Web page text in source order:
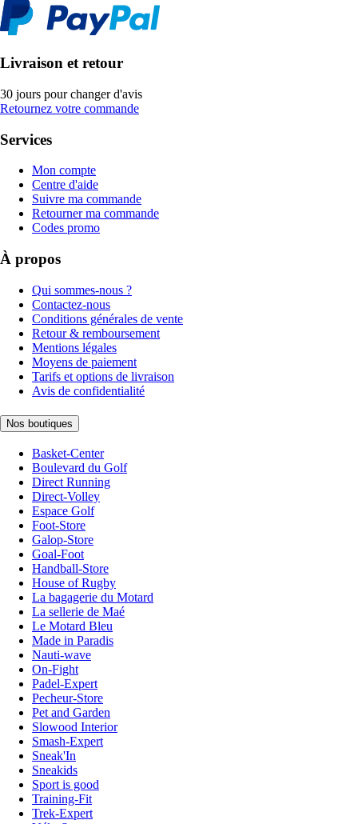
Livraison et retour
30 jours pour changer d'avis
Retournez votre commande
Services
Mon compte
Centre d'aide
Suivre ma commande
Retourner ma commande
Codes promo
À propos
Qui sommes-nous ?
Contactez-nous
Conditions générales de vente
Retour & remboursement
Mentions légales
Moyens de paiement
Tarifs et options de livraison
Avis de confidentialité
Nos boutiques
Basket-Center
Boulevard du Golf
Direct Running
Direct-Volley
Espace Golf
Foot-Store
Galop-Store
Goal-Foot
Handball-Store
House of Rugby
La bagagerie du Motard
La sellerie de Maé
Le Motard Bleu
Made in Paradis
Nauti-wave
On-Fight
Padel-Expert
Pecheur-Store
Pet and Garden
Slowood Interior
Smash-Expert
Sneak'In
Sneakids
Sport is good
Training-Fit
Trek-Expert